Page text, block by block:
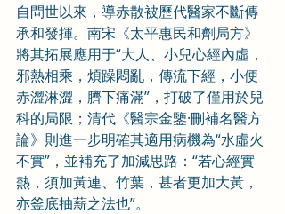
自問世以來，導赤散被歷代醫家不斷傳
承和發揮。南宋《太平惠民和劑局方》
將其拓展應用于“大人、小兒心經內虛，
邪熱相乘，煩躁悶亂，傳流下經，小便
赤澀淋澀，臍下痛滿”，打破了僅用於兒
科的局限；清代《醫宗金鑒·刪補名醫方
論》則進一步明確其適用病機為“水虛火
不實”，並補充了加減思路：“若心經實
熱，須加黃連、竹葉，甚者更加大黃，
亦釜底抽薪之法也”。